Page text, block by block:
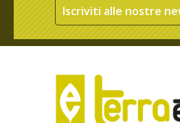
Iscriviti alle nostre